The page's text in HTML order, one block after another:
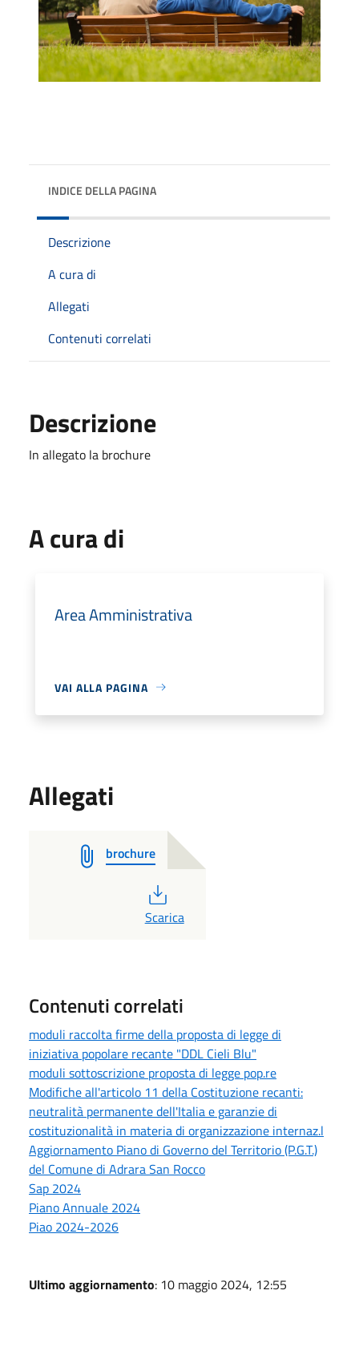
INDICE DELLA PAGINA
Descrizione
A cura di
Allegati
Contenuti correlati
Descrizione
In allegato la brochure
A cura di
Area Amministrativa
VAI ALLA PAGINA
Allegati
brochure
PDF
Scarica
Contenuti correlati
moduli raccolta firme della proposta di legge di
iniziativa popolare recante "DDL Cieli Blu"
moduli sottoscrizione proposta di legge pop.re
Modifiche all'articolo 11 della Costituzione recanti:
neutralità permanente dell'Italia e garanzie di
costituzionalità in materia di organizzazione internaz.l
Aggiornamento Piano di Governo del Territorio (P.G.T.)
del Comune di Adrara San Rocco
Sap 2024
Piano Annuale 2024
Piao 2024-2026
Ultimo aggiornamento: 10 maggio 2024, 12:55